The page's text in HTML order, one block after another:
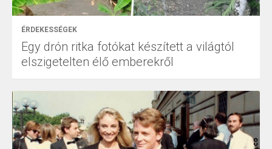
ÉRDEKESSÉGEK
Egy drón ritka fotókat készített a világtól
elszigetelten élő emberekről